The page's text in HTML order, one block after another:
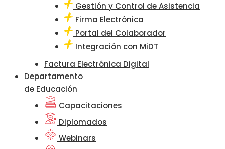
Gestión y Control de Asistencia
Firma Electrónica
Portal del Colaborador
Integración con MiDT
Factura Electrónica Digital
Departamento
de Educación
Capacitaciones
Diplomados
Webinars